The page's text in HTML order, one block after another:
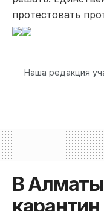
протестовать
Наша редакция
В